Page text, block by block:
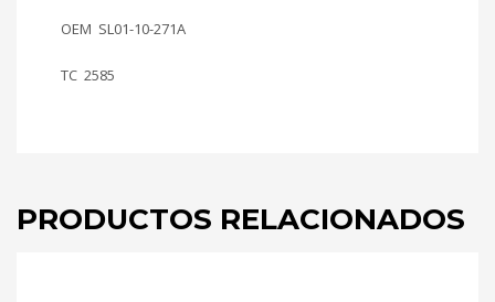
OEM SL01-10-271A
TC 2585
PRODUCTOS RELACIONADOS